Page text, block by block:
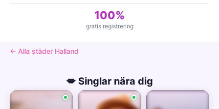
100%
gratis registrering
← Alla städer Halland
💋 Singlar nära dig